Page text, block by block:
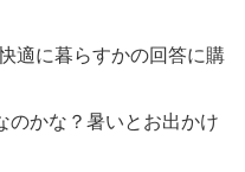
適に暮らすかの回答に購
かな？暑いとお出かけ